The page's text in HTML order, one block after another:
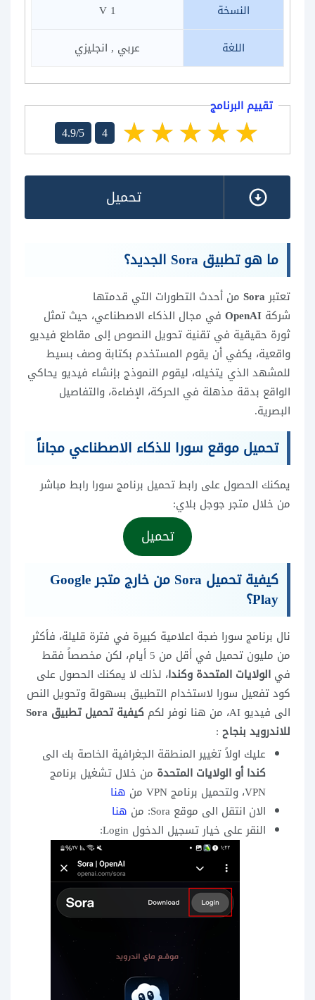
النسخة
1 V
اللغة
عربي , انجليزي
تقييم البرنامج
4.9/5 4
تحميل
ما هو تطبيق Sora الجديد؟
تعتبرSora من أحدث التطورات التي قدمتها
شركة OpenAI في مجال الذكاء الاصطناعي، حيث تمثل
ثورة حقيقية في تقنية تحويل النصوص إلى مقاطع فيديو
واقعية، يكفي أن يقوم المستخدم بكتابة وصف بسيط
للمشهد الذي يتخيله، ليقوم النموذج بإنشاء فيديو يحاكي
الواقع بدقة مذهلة في الحركة، الإضاءة، والتفاصيل
البصرية.
تحميل موقع سورا للذكاء الاصطناعي مجاناً
يمكنك الحصول على رابط تحميل برنامج سورا رابط مباشر
من خلال متجر جوجل بلاي:
تحميل
كيفية تحميل Sora من خارج متجر Google
Play؟
نال برنامج سورا ضجة اعلامية كبيرة في فترة قليلة، فأكثر
من مليون تحميل في أقل من 5 أيام، لكن مخصصاً فقط
في الولايات المتحدة وكندا، لذلك لا يمكنك الحصول على
كود تفعيل سورا لاستخدام التطبيق بسهولة وتحويل النص
الى فيديو AI، من هنا نوفر لكم
كيفية تحميل تطبيق Sora
للاندرويد بنجاح :
عليك اولاً تغيير المنطقة الجغرافية الخاصة بك الى
كندا أو الولايات المتحدة من خلال تشغيل برنامج
VPN، ولتحميل برنامج VPN من
هنا
الان انتقل الى موقع Sora: من
هنا
النقر على خيار تسجيل الدخول Login: